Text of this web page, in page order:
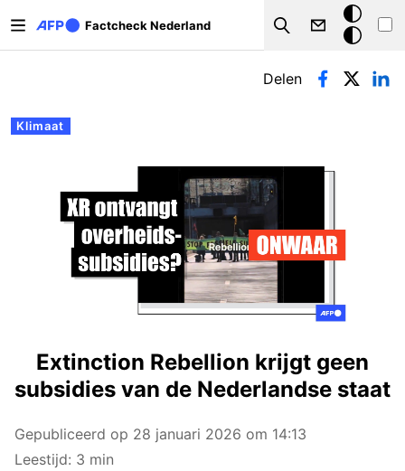
Factcheck Nederland
Search
Donkere
modus
Primaire tabs
Klimaat
Delen
Extinction Rebellion krijgt geen
subsidies van de Nederlandse staat
Gepubliceerd op 28 januari 2026 om 14:13
Leestijd: 3 min